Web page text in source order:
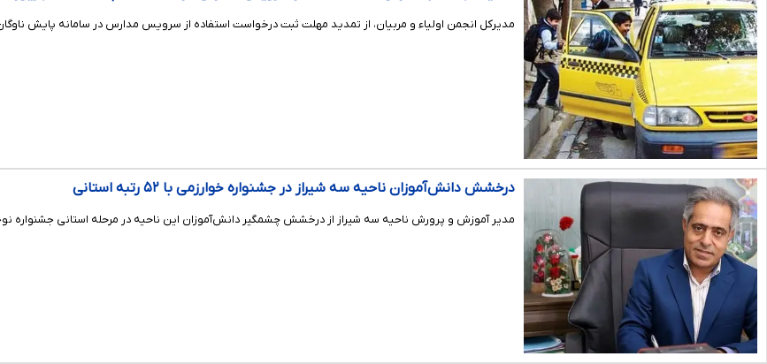
مدیرکل انجمن اولیاء و مربیان، از تمدید مهلت ثبت درخواست استفاده از سرویس مدارس در سامانه پایش ناوگان دانش‌آموزی
درخشش دانش‌آموزان ناحیه سه شیراز در جشنواره خوارزمی با ۵۲ رتبه استانی
مدیر آموزش و پرورش ناحیه سه شیراز از درخشش چشمگیر دانش‌آموزان این ناحیه در مرحله استانی جشنواره